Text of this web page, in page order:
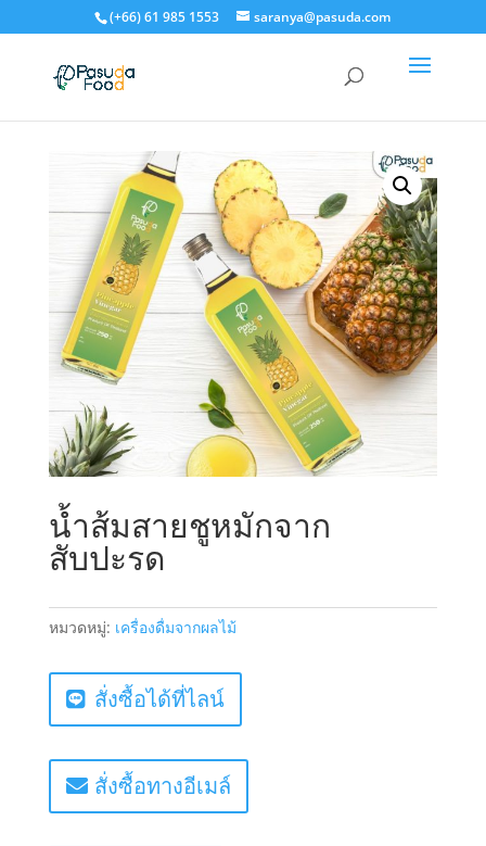
(+66) 61 985 1553 saranya@pasuda.com
น้ำส้มสายชูหมักจาก
สับปะรด
หมวดหมู่: เครื่องดื่มจากผลไม้
สั่งซื้อได้ที่ไลน์
สั่งซื้อทางอีเมล์